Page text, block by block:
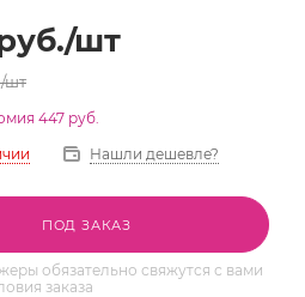
/шт
/шт
447 руб.
Нашли дешевле?
ПОД ЗАКАЗ
обязательно свяжутся с вами
заказа